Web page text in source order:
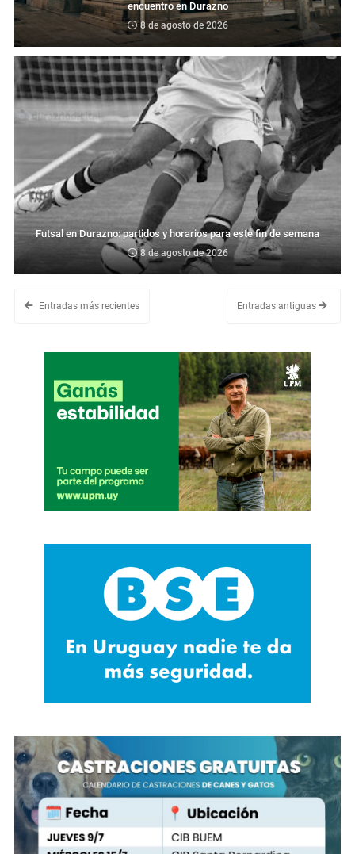
encuentro en Durazno
8 de agosto de 2026
Futsal en Durazno: partidos y horarios para este fin de semana
8 de agosto de 2026
Entradas más recientes Entradas antiguas